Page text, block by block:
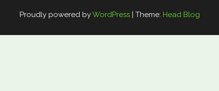
Proudly powered byWordPress | Theme: Head Blog